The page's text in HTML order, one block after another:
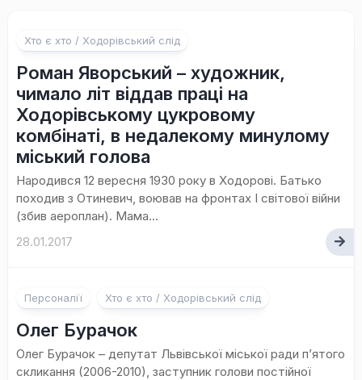
Хто є хто / Ходорівський слід
Роман Яворський – художник,
чимало літ віддав праці на
Ходорівському цукровому
комбінаті, в недалекому минулому
міський голова
Народився 12 вересня 1930 року в Ходорові. Батько
походив з Отиневич, воював на фронтах І світової війни
(збив аероплан). Мама...
28.01.2017
Персоналії Хто є хто / Ходорівський слід
Олег Бурачок
Олег Бурачок – депутат Львівської міської ради п’ятого
скликання (2006-2010), заступник голови постійної